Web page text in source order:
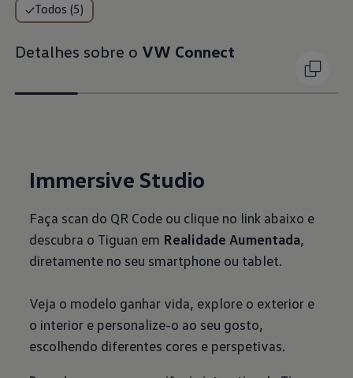
Todos (5)
Detalhes sobre o VW Connect
Immersive Studio
Faça scan do QR Code ou clique no link abaixo e
descubra o Tiguan em Realidade Aumentada,
diretamente no seu smartphone ou tablet.
Veja o modelo ganhar vida, explore o exterior e
o interior e personalize-o ao seu gosto,
escolhendo diferentes cores e perspetivas.